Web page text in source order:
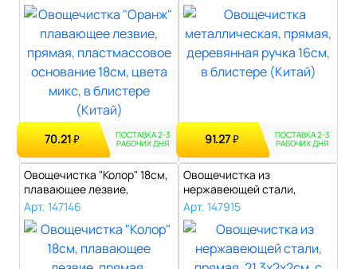
70.21₽ ПОСТАВКА 2-3
РАБОЧИХ ДНЯ 91.27₽ ПОСТАВКА 2-3
РАБОЧИХ ДНЯ
Овощечистка "Колор" 18см,
плавающее лезвие,
прямая, пла..
Арт. 147146
Овощечистка из
нержавеющей стали,
прямая, 21,3х2х2см, с..
Арт. 147915